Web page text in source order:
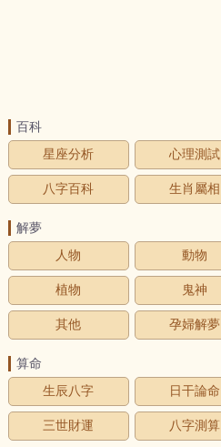
百科
星座分析
心理測試
八字百科 生肖屬相
解夢
人物
動物
植物 鬼神
其他 孕婦解夢
算命
生辰八字
日干論命
三世財運 八字測算